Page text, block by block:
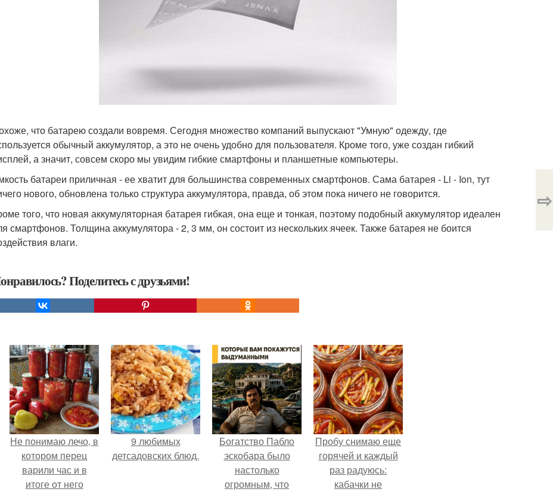
что батарею создали вовремя. Сегодня множество компаний выпускают "Умную" одежду, где
обычный аккумулятор, а это не очень удобно для пользователя. Кроме того, уже создан гибкий
а значит, совсем скоро мы увидим гибкие смартфоны и планшетные компьютеры.
батареи приличная - ее хватит для большинства современных смартфонов. Сама батарея - Li - Ion, тут
нового, обновлена только структура аккумулятора, правда, об этом пока ничего не говорится.
того, что новая аккумуляторная батарея гибкая, она еще и тонкая, поэтому подобный аккумулятор идеален
смартфонов. Толщина аккумулятора - 2, 3 мм, он состоит из нескольких ячеек. Также батарея не боится
влаги.
Поделитесь с друзьями!
⇨
Не понимаю лечо, в
котором перец
варили час и в
итоге от него
9 любимых
детсадовских блюд.
Богатство Пабло
эскобара было
настолько
огромным, что
Пробу снимаю еще
горячей и каждый
раз радуюсь:
кабачки не